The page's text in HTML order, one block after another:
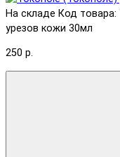
На складе Код
урезов кожи 30мл
250 р.